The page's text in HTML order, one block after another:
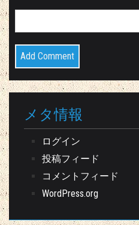
メタ情報
ログイン
投稿フィード
コメントフィード
WordPress.org